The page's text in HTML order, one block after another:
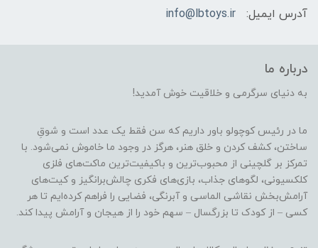
آدرس ایمیل:
info@lbtoys.ir
درباره ما
به دنیای سرگرمی و خلاقیت خوش آمدید!
ما در رئیس کوچولو باور داریم که سن فقط یک عدد است و شوقِ
ساختن، کشف کردن و خلق هنر، هرگز در وجود ما خاموش نمی‌شود. با
تمرکز بر گلچینی از محبوب‌ترین و باکیفیت‌ترین ماکت‌های فلزی
کلکسیونی، لگوهای جذاب، بازی‌های فکری چالش‌برانگیز و کیت‌های
آرامش‌بخش نقاشی الماسی و آبرنگی، فضایی را فراهم کرده‌ایم تا هر
کسی – از کودک تا بزرگسال – سهم خود را از هیجان و آرامش پیدا کند.